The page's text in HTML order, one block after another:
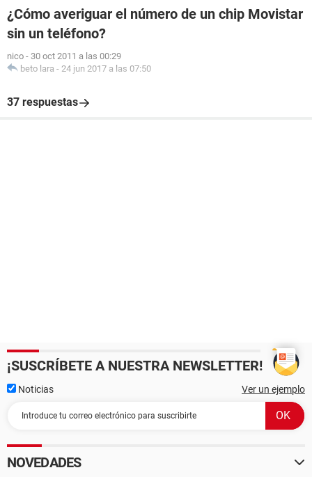
¿Cómo averiguar el número de un chip Movistar
sin un teléfono?
nico - 30 oct 2011 a las 00:29
beto lara - 24 jun 2017 a las 07:50
37 respuestas
¡SUSCRÍBETE A NUESTRA NEWSLETTER!
Noticias Ver un ejemplo
NOVEDADES